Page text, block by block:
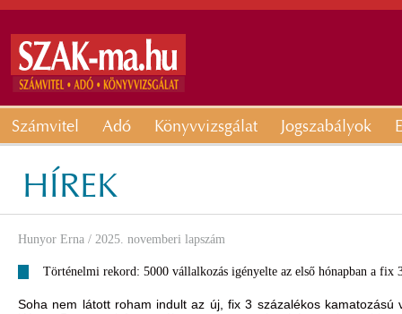
Számvitel Adó Könyvvizsgálat Jogszabályok
HÍREK
Hunyor Erna / 2025. novemberi lapszám
Történelmi rekord: 5000 vállalkozás igényelte az első hónapban a fix
Soha nem látott roham indult az új, fix 3 százalékos kamatozású